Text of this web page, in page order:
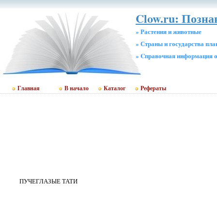
Clow.ru:
» Растения и животные
» Страны и государства
» Cправочная информация
Главная В начало Каталог Рефераты
ПУЧЕГЛАЗЫЕ ТАТИ